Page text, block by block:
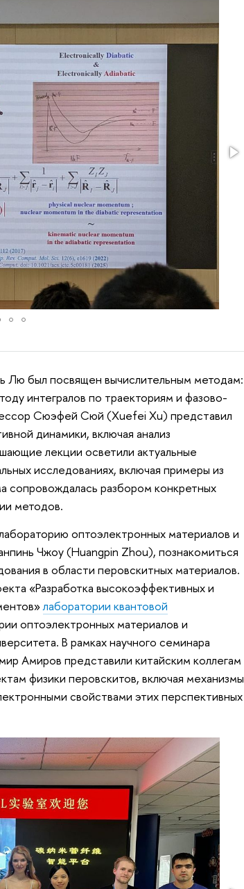
Лю был посвящен вычислительным методам:
интегралов по траекториям и фазово-
Сюэфей Сюй (Xuefei Xu) представил
динамики, включая анализ
лекции осветили актуальные
исследованиях, включая примеры из
сопровождалась разбором конкретных
методов.
оптоэлектронных материалов и
Чжоу (Huangpin Zhou), познакомиться
в области перовскитных материалов.
«Разработка высокоэффективных и
лаборатории квантовой
оптоэлектронных материалов и
В рамках научного семинара
Амиров представили китайским коллегам
физики перовскитов, включая механизмы
свойствами этих перспективных